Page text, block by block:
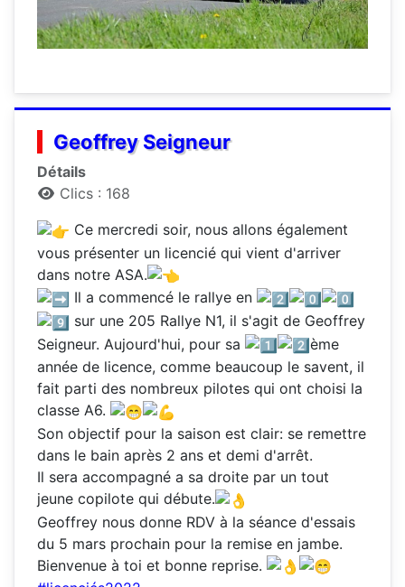
Geoffrey Seigneur
Détails
Clics : 168
Ce mercredi soir, nous allons également
vous présenter un licencié qui vient d'arriver
dans notre ASA.
Il a commencé le rallye en
sur une 205 Rallye N1, il s'agit de Geoffrey
Seigneur. Aujourd'hui, pour sa
ème
année de licence, comme beaucoup le savent, il
fait parti des nombreux pilotes qui ont choisi la
classe A6.
Son objectif pour la saison est clair: se remettre
dans le bain après 2 ans et demi d'arrêt.
Il sera accompagné a sa droite par un tout
jeune copilote qui débute.
Geoffrey nous donne RDV à la séance d'essais
du 5 mars prochain pour la remise en jambe.
Bienvenue à toi et bonne reprise.